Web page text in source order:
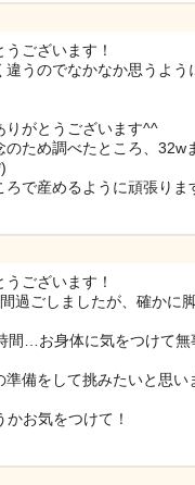
ございます！
違うのでなかなか思うよ
りがとうございます^^
のため調べたところ、32w
で産めるように頑張りま
ございます！
過ごしましたが、確かに
間…お身体に気をつけて無
備をして挑みたいと思い
お気をつけて！